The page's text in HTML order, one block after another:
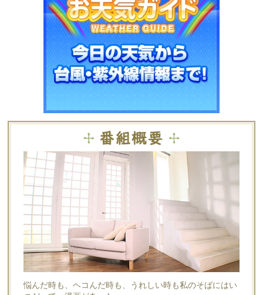
悩んだ時も、ヘコんだ時も、うれしい時も私のそばにはい